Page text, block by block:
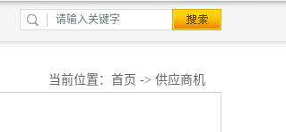
当前位置： 首页 -> 供应商机